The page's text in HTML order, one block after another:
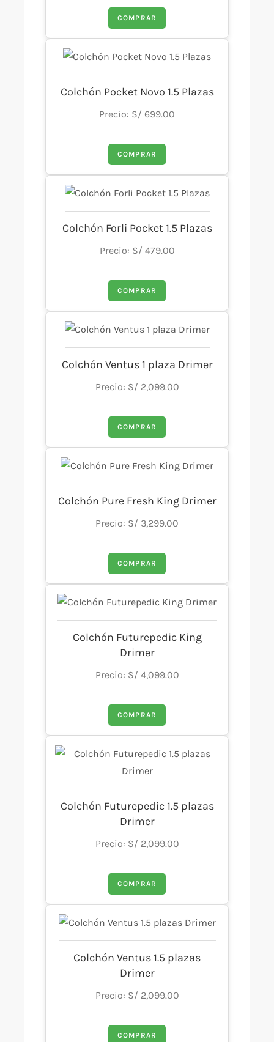
COMPRAR
Colchón Pocket Novo 1.5 Plazas
Precio: S/ 699.00
COMPRAR
Colchón Forli Pocket 1.5 Plazas
Precio: S/ 479.00
COMPRAR
Colchón Ventus 1 plaza Drimer
Precio: S/ 2,099.00
COMPRAR
Colchón Pure Fresh King Drimer
Precio: S/ 3,299.00
COMPRAR
Colchón Futurepedic King
Drimer
Precio: S/ 4,099.00
COMPRAR
Colchón Futurepedic 1.5 plazas
Drimer
Precio: S/ 2,099.00
COMPRAR
Colchón Ventus 1.5 plazas
Drimer
Precio: S/ 2,099.00
COMPRAR